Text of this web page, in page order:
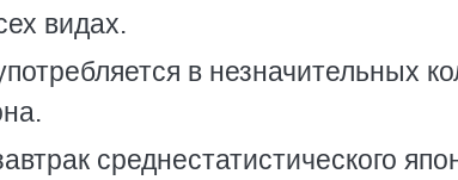
видах.
в незначительных
среднестатистического